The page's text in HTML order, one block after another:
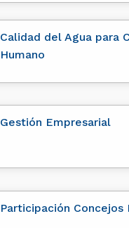
Calidad del Agua para
Humano
Gestión Empresarial
Participación Concejos